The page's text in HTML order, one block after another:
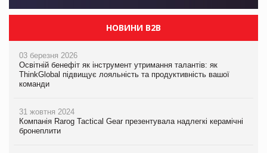
НОВИНИ B2B
03 березня 2026
Освітній бенефіт як інструмент утримання талантів: як
ThinkGlobal підвищує лояльність та продуктивність вашої
команди
31 жовтня 2024
Компанія Rarog Tactical Gear презентувала надлегкі керамічні
бронеплити